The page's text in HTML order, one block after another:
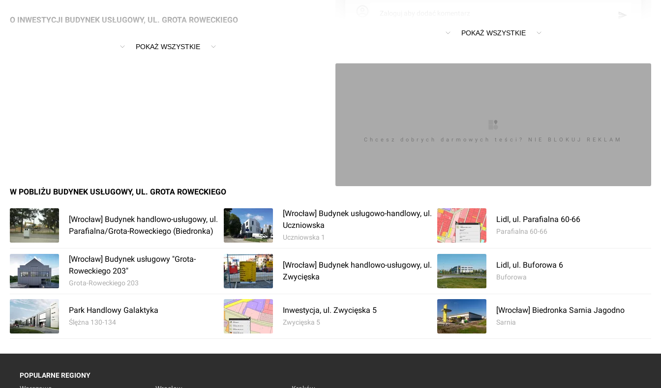
O INWESTYCJI BUDYNEK USŁUGOWY, UL. GROTA ROWECKIEGO
Niewielki obiekt handlowy tuż przy rondzie na Grota Roweckiego/Parafialnej.
POKAŻ WSZYSTKIE
POKAŻ WSZYSTKIE
Chcesz dobrych darmowych teści? NIE BLOKUJ REKLAM
W POBLIŻU BUDYNEK USŁUGOWY, UL. GROTA ROWECKIEGO
[Wrocław] Budynek handlowo-usługowy, ul.
Parafialna/Grota-Roweckiego (Biedronka)
[Wrocław] Budynek usługowo-handlowy, ul.
Uczniowska
Uczniowska 1
Lidl, ul. Parafialna 60-66
Parafialna 60-66
[Wrocław] Budynek usługowy "Grota-
Roweckiego 203"
Grota-Roweckiego 203
[Wrocław] Budynek handlowo-usługowy, ul.
Zwycięska
Lidl, ul. Buforowa 6
Buforowa
Park Handlowy Galaktyka
Ślężna 130-134
Inwestycja, ul. Zwycięska 5
Zwycięska 5
[Wrocław] Biedronka Sarnia Jagodno
Sarnia
POPULARNE REGIONY